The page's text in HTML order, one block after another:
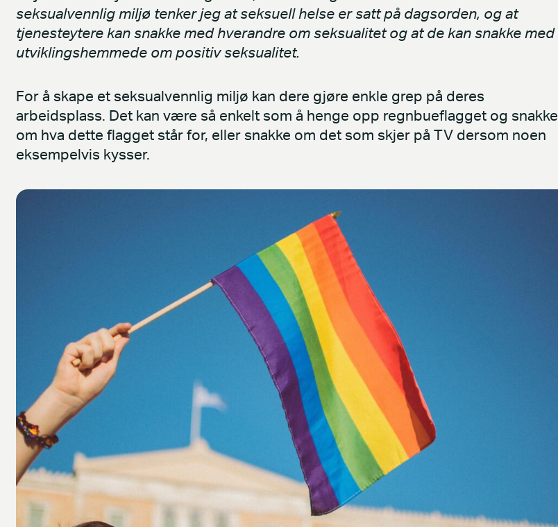
seksualvennlig miljø tenker jeg at seksuell helse er satt på dagsorden, og at
tjenesteytere kan snakke med hverandre om seksualitet og at de kan snakke med
utviklingshemmede om positiv seksualitet.
For å skape et seksualvennlig miljø kan dere gjøre enkle grep på deres
arbeidsplass. Det kan være så enkelt som å henge opp regnbueflagget og snakke
om hva dette flagget står for, eller snakke om det som skjer på TV dersom noen
eksempelvis kysser.